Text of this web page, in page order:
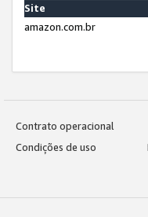
Site
amazon.com.br
Contrato operacional
Condições de uso